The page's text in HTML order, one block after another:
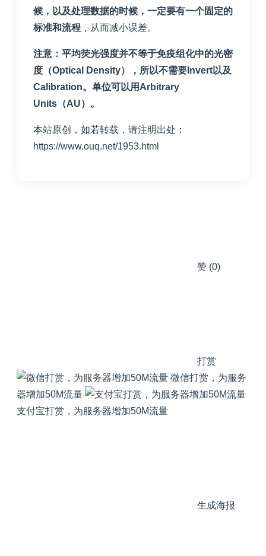
候，以及处理数据的时候，一定要有一个固定的
标准和流程 ，从而减小误差。
注意：平均荧光强度并不等于免疫组化中的光密
度（Optical Density），所以不需要Invert以及
Calibration。单位可以用Arbitrary
Units（AU）。
本站原创，如若转载，请注明出处：
https://www.ouq.net/1953.html
赞 (0)
打赏
微信打赏，为服务
器增加50M流量
支付宝打赏，为服务器增加50M流量
生成海报